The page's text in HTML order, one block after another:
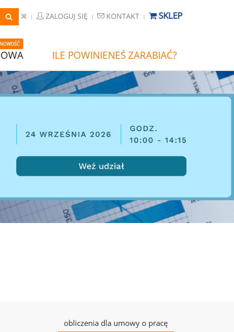
ZALOGUJ SIĘ KONTAKT SKLEP
NOWOŚĆ
ILE POWINIENEŚ ZARABIAĆ?
obliczenia dla umowy o pracę